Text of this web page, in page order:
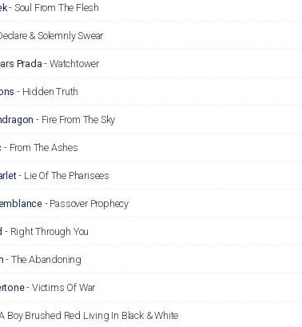
- Soul From The Flesh
& Solemnly Swear
Prada- Watchtower
- Hidden Truth
- Fire From The Sky
- From The Ashes
- Lie Of The Pharisees
- Passover Prophecy
- Right Through You
- The Abandoning
- Victims Of War
Boy Brushed Red Living In Black & White